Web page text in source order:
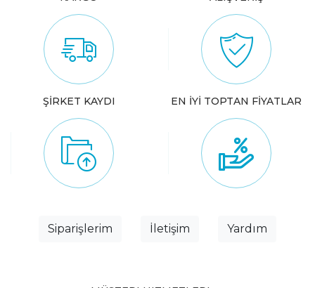
ŞİRKET KAYDI EN İYİ TOPTAN FİYATLAR
Siparişlerim İletişim Yardım